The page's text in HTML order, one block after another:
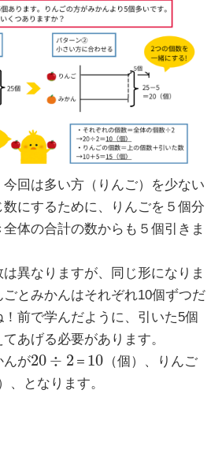
回は多い方（りんご）を少ない
にするために、りんごを５個分
体の合計の数からも５個引きま
異なりますが、同じ形になりま
とみかんはそれぞれ10個ずつだ
前で学んだように、引いた5個
あげる必要があります。
んが20 ÷ 2 ＝ 10 （個）、りんご
、となります。